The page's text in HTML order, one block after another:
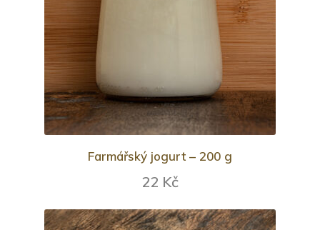
Farmářský jogurt – 200 g
22 Kč